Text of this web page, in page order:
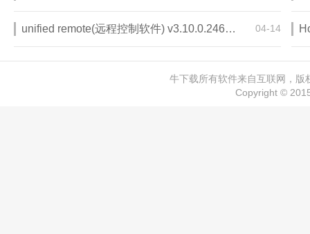
unified remote(远程控制软件) v3.10.0.2467 免费版 04-14
牛下载所有软件来自互联网，
Copyright ©